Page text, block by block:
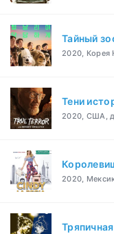
Тайный
2020, Корея
Тени
2020, США,
2020,